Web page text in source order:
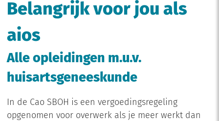
Belangrijk voor jou als
aios
Alle opleidingen m.u.v.
huisartsgeneeskunde
In de Cao SBOH is een vergoedingsregeling
opgenomen voor overwerk als je meer werkt dan